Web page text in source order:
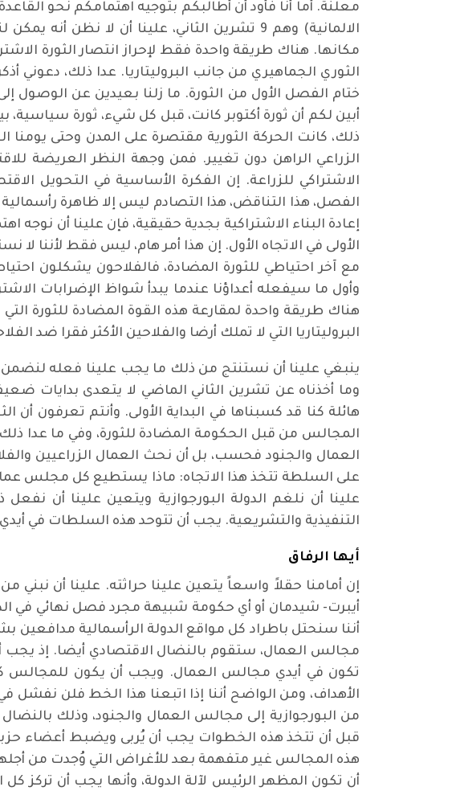
معلنة. أما أنا فأود أن أطالبكم بتوجيه اهتمامكم نحو
الالمانية) وهم 9 تشرين الثاني، علينا أن لا
مكانها. هناك طريقة واحدة فقط لإحراز انتصار الثورة
الثوري الجماهيري من جانب البروليتاريا. عدا ذلك، دعوني
ختام الفصل الأول من الثورة. ما زلنا بعيدين عن الوصول
أبين لكم أن ثورة أكتوبر كانت، قبل كل شيء، ثورة سياسية،
ذلك، كانت الحركة الثورية مقتصرة على المدن وحتى
الزراعي الراهن دون تغيير. فمن وجهة النظر العريضة
الاشتراكي للزراعة. إن الفكرة الأساسية في التحويل
الفصل، هذا التناقض، هذا التصادم ليس إلا ظاهرة
إعادة البناء الاشتراكية بجدية حقيقية، فإن علينا أن نوجه
الأولى في الاتجاه الأول. إن هذا أمر هام، ليس فقط لأننا لا
مع آخر احتياطي للثورة المضادة، فالفلاحون يشكلون
وأول ما سيفعله أعداؤنا عندما يبدأ شواظ الإضرابات
هناك طريقة واحدة لمقارعة هذه القوة المضادة للثورة
البروليتاريا التي لا تملك أرضا والفلاحين الأكثر فقرا ضد
ينبغي علينا أن نستنتج من ذلك ما يجب علينا فعله
وما أخذناه عن تشرين الثاني الماضي لا يتعدى بدايات
هائلة كنا قد كسبناها في البداية الأولى. وأنتم تعرفون
المجالس من قبل الحكومة المضادة للثورة، وفي ما عدا
العمال والجنود فحسب، بل أن نحث العمال الزراعيين
على السلطة تتخذ هذا الاتجاه: ماذا يستطيع كل مجلس
علينا أن نلغم الدولة البورجوازية ويتعين علينا أن
التنفيذية والتشريعية. يجب أن تتوحد هذه السلطات في
أيها الرفاق
إن أمامنا حقلاً واسعاً يتعين علينا حراثته. علينا أن
أيبرت- شيدمان أو أي حكومة شبيهة مجرد فصل نهائي في
أننا سنحتل باطراد كل مواقع الدولة الرأسمالية
مجالس العمال، ستقوم بالنضال الاقتصادي أيضا. إذ يجب
تكون في أيدي مجالس العمال. ويجب أن يكون للمجالس
الأهداف، ومن الواضح أننا إذا اتبعنا هذا الخط فلن
من البورجوازية إلى مجالس العمال والجنود، وذلك
قبل أن تتخذ هذه الخطوات يجب أن يُربى ويضبط أعضاء حزبنا
هذه المجالس غير متفهمة بعد للأغراض التي وُجدت من
أن تكون المظهر الرئيس لآلة الدولة، وأنها يجب أن